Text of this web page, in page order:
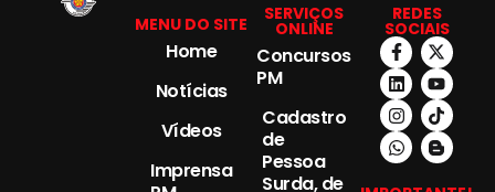
MENU DO SITE
Home
Notícias
Vídeos
Imprensa
SERVIÇOS
ONLINE
Concursos
PM
Cadastro
de
Pessoa
Surda, de
REDES
SOCIAIS